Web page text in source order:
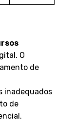
O
de
inadequados
de